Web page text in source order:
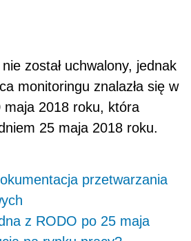
został uchwalony, jednak
monitoringu znalazła się w
maja 2018 roku, która
25 maja 2018 roku.
przetwarzania
z RODO po 25 maja